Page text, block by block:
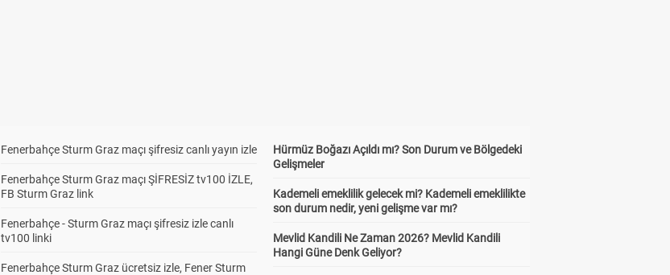
Fenerbahçe Sturm Graz maçı şifresiz canlı yayın izle
Fenerbahçe Sturm Graz maçı ŞİFRESİZ tv100 İZLE,
FB Sturm Graz link
Fenerbahçe - Sturm Graz maçı şifresiz izle canlı
tv100 linki
Fenerbahçe Sturm Graz ücretsiz izle, Fener Sturm
Hürmüz Boğazı Açıldı mı? Son Durum ve Bölgedeki
Gelişmeler
Kademeli emeklilik gelecek mi? Kademeli emeklilikte
son durum nedir, yeni gelişme var mı?
Mevlid Kandili Ne Zaman 2026? Mevlid Kandili
Hangi Güne Denk Geliyor?